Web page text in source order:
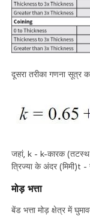
दूसरा तरीका गणना सूत्र
जहां, k - k-कारक (तटस्थ
त्रिज्या के अंदर (मिमी)t -
मोड़ भत्ता
बेंड भत्ता मोड़ क्षेत्र में